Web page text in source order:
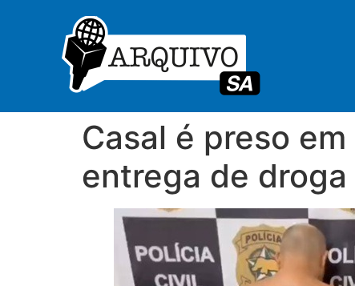
Casal é preso
entrega de